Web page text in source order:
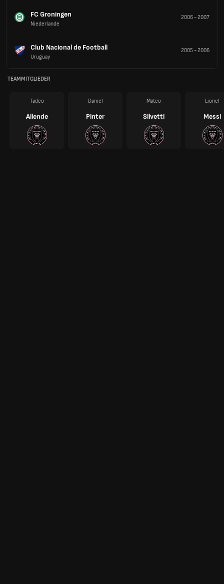
FC Groningen
Niederlande
2006-2007
Club Nacional de Football
Uruguay
2005 -2006
TEAMMITGLIEDER
Tadeo
Allende
Daniel
Pinter
Mateo
Silvetti
Lionel
Messi